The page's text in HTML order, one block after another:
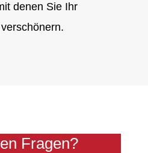
denen Sie Ihr
Fragen?